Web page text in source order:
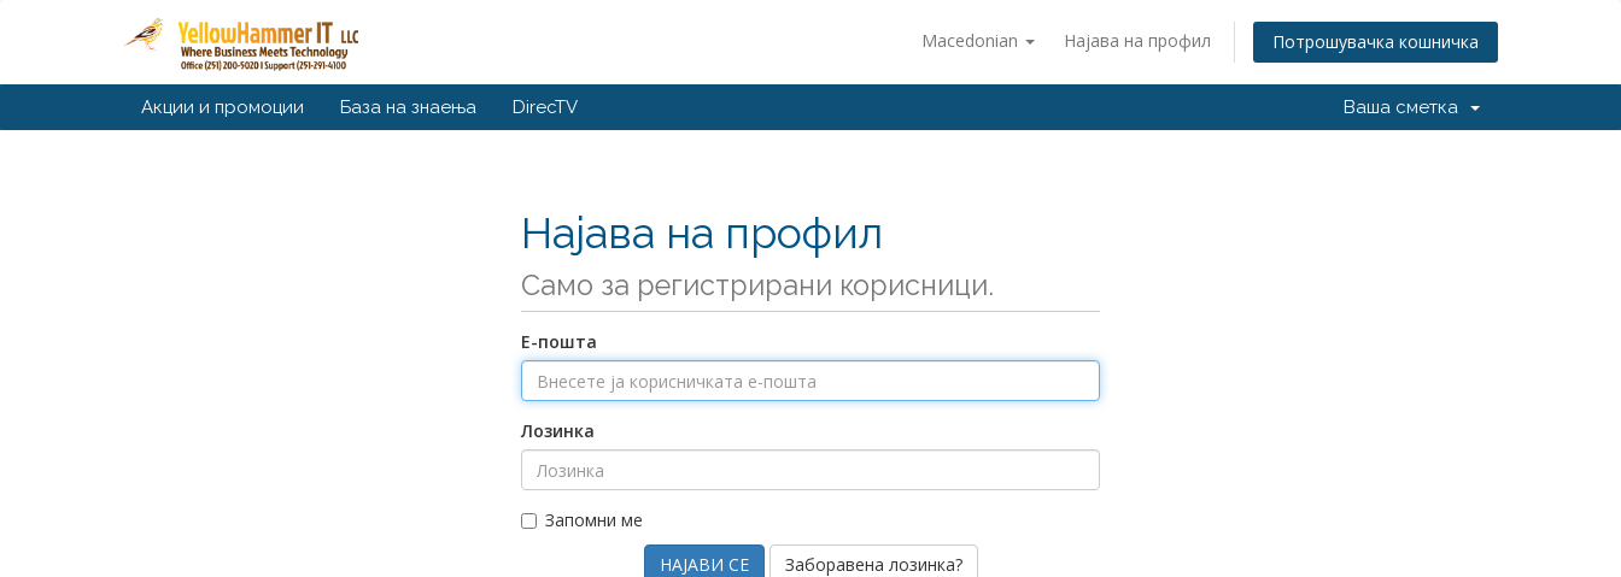
Macedonian Најава на профил Потрошувачка кошничка
Акции и промоции База на знаења DirecTV Ваша сметка
Најава на профил
Само за регистрирани корисници.
Е-пошта
Лозинка
Запомни ме
Заборавена лозинка?